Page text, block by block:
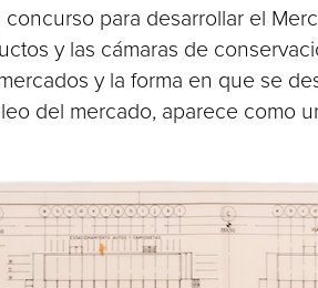
para desarrollar el
y las cámaras de
y la forma en que se
del mercado, aparece como